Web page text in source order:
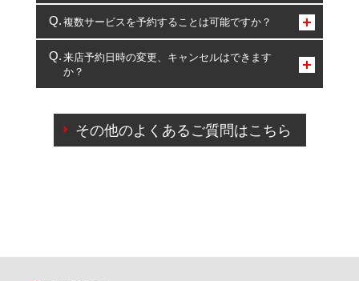
コクピット・タイヤ館のみとなります。
複数サービスを予約することは可能ですか？
複数サービスのご予約は可能です。
一部の商品・サービスの組み合わせに限り、同時にご予約が
出来ないものもございます。
来店予約日時の変更、キャンセルはできます
か？
ご来店予約日の3営業日前を過ぎている場合のご予約
の日時変更につきましては、直接ご予約の店舗まで
その他のよくあるご質問はこちら